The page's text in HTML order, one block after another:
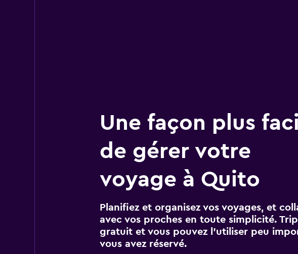
Une façon plus
de gérer votre
voyage à Quito
Planifiez et organisez vos voyages, et
avec vos proches en toute simplicité.
gratuit et vous pouvez l’utiliser peu
vous avez réservé.